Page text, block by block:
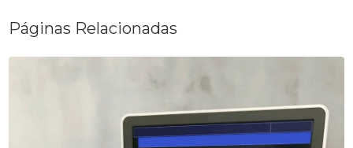
Páginas Relacionadas